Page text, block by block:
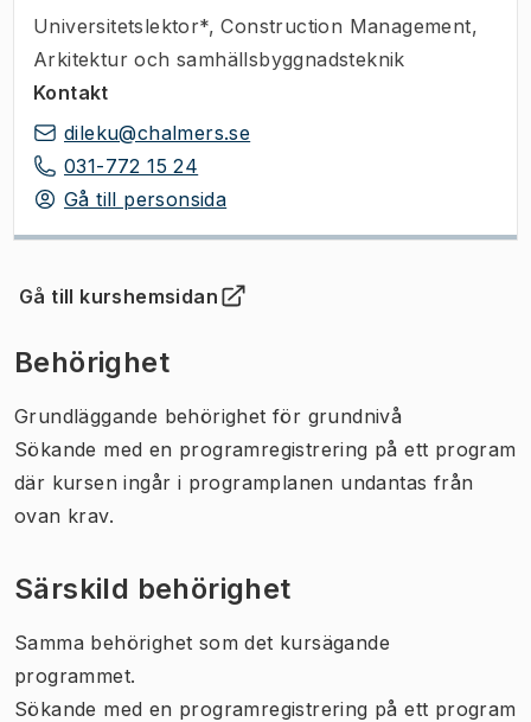
Universitetslektor*, Construction Management,
Arkitektur och samhällsbyggnadsteknik
Kontakt
dileku@chalmers.se
031-772 15 24
Gå till personsida
Gå till kurshemsidan
(Öppnas i ny flik)
Behörighet
Grundläggande behörighet för grundnivå
Sökande med en programregistrering på ett program
där kursen ingår i programplanen undantas från
ovan krav.
Särskild behörighet
Samma behörighet som det kursägande
programmet.
Sökande med en programregistrering på ett program